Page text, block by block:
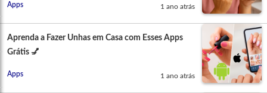
Apps 1 ano atrás
Aprenda a Fazer Unhas em Casa com Esses Apps
Grátis 💅
Apps 1 ano atrás